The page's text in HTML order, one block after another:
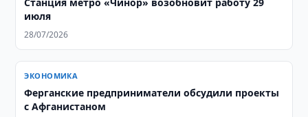
июля
28/07/2026
ЭКОНОМИКА
Ферганские предприниматели обсудили проекты
с Афганистаном